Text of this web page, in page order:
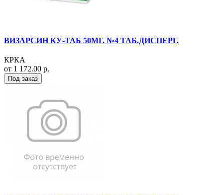
ВИЗАРСИН КУ-ТАБ 50МГ. №4 ТАБ.ДИСПЕРГ.
КРКА
от 1 172.00 р.
Под заказ